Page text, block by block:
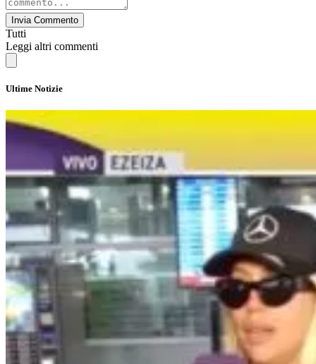
Invia Commento
Tutti
Leggi altri commenti
Ultime Notizie